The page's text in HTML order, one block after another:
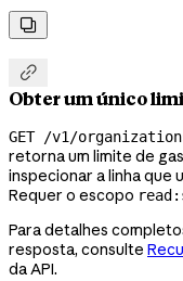


Obter um único
GET /v1/
retorna um limite de
inspecionar a linha que
Requer o escopo
Para detalhes
resposta, consulte
da API.